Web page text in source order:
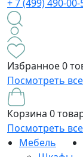
+ 7 (499) 490-00-
Избранное0
Посмотреть все
Корзина 0
Посмотреть все
Мебель